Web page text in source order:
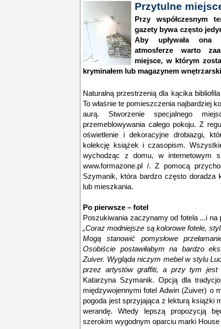
Przytulne
Przy współczesnym
gazety bywa często
Aby upływała ona
atmosferze warto
miejsce, w którym
kryminałem lub magazynem
Naturalną przestrzenią dla kącika
To właśnie te pomieszczenia najbardziej
aurą. Stworzenie specjalnego
przemeblowywania całego pokoju. Z
oświetlenie i dekoracyjne drobiazgi,
kolekcję książek i czasopism.
wychodząc z domu, w internetowym
www.formazone.pl /. Z pomocą
Szymanik, która bardzo często doradza
lub mieszkania.
Po pierwsze – fotel
Poszukiwania zaczynamy od fotela ...i
„Coraz modniejsze są kolorowe fotele,
Mogą stanowić pomysłowe
Osobiście postawiłabym na bardzo
Zuiver. Wygląda niczym mebel w stylu
przez artystów graffiti, a przy tym jest
Katarzyna Szymanik. Opcją dla
międzywojennymi fotel Adwin (Zuiver) o
pogoda jest sprzyjająca z lekturą książki
werandę. Wtedy lepszą propozycją
szerokim wygodnym oparciu marki House